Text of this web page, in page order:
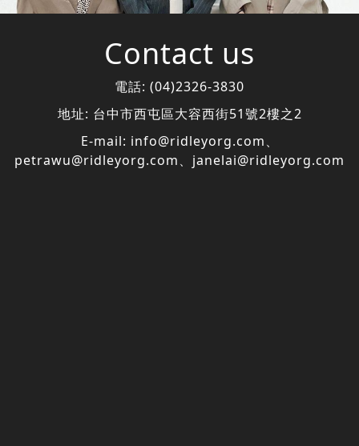
Contact us
電話: (04)2326-3830
地址: 台中市西屯區大容西街51號2樓之2
E-mail: info@ridleyorg.com、
petrawu@ridleyorg.com、 janelai@ridleyorg.com